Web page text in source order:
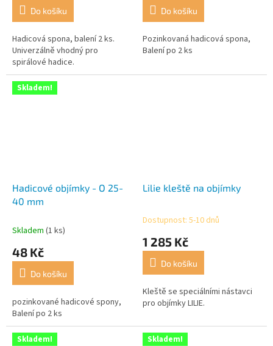
Do košíku
Hadicová spona, balení 2 ks.
Univerzálně vhodný pro
spirálové hadice.
Do košíku
Pozinkovaná hadicová spona,
Balení po 2 ks
Skladem!
Hadicové objímky - O 25-
40 mm
Skladem (1 ks)
48 Kč
Do košíku
pozinkované hadicové spony,
Balení po 2 ks
Lilie kleště na objímky
Průměrné
produktu
5,0
5
hvězdiček.
Dostupnost: 5-10 dnů
1 285 Kč
Do košíku
Kleště se speciálními nástavci
pro objímky LILIE.
Skladem! Skladem!